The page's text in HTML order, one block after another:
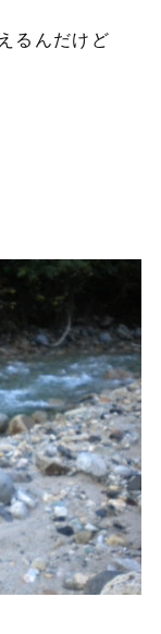
るんだけど